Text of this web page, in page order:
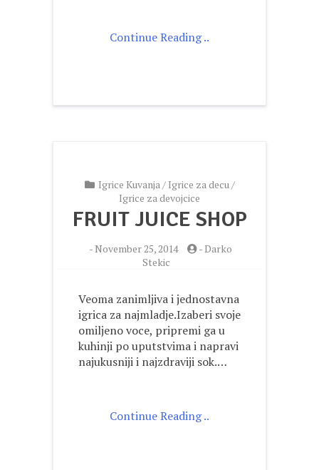
Continue Reading ..
Igrice Kuvanja/ Igrice za decu/
Igrice za devojcice
FRUIT JUICE SHOP
-November 25, 2014 -Darko
Stekic
Veoma zanimljiva i jednostavna
igrica za najmladje.Izaberi svoje
omiljeno voce, pripremi ga u
kuhinji po uputstvima i napravi
najukusniji i najzdraviji sok.…
Continue Reading ..